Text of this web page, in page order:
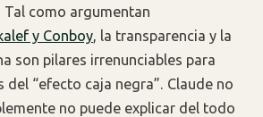
Tal como argumentan
y Conboy , la transparencia y la
son pilares irrenunciables para
“efecto caja negra”. Claude no
no puede explicar del todo